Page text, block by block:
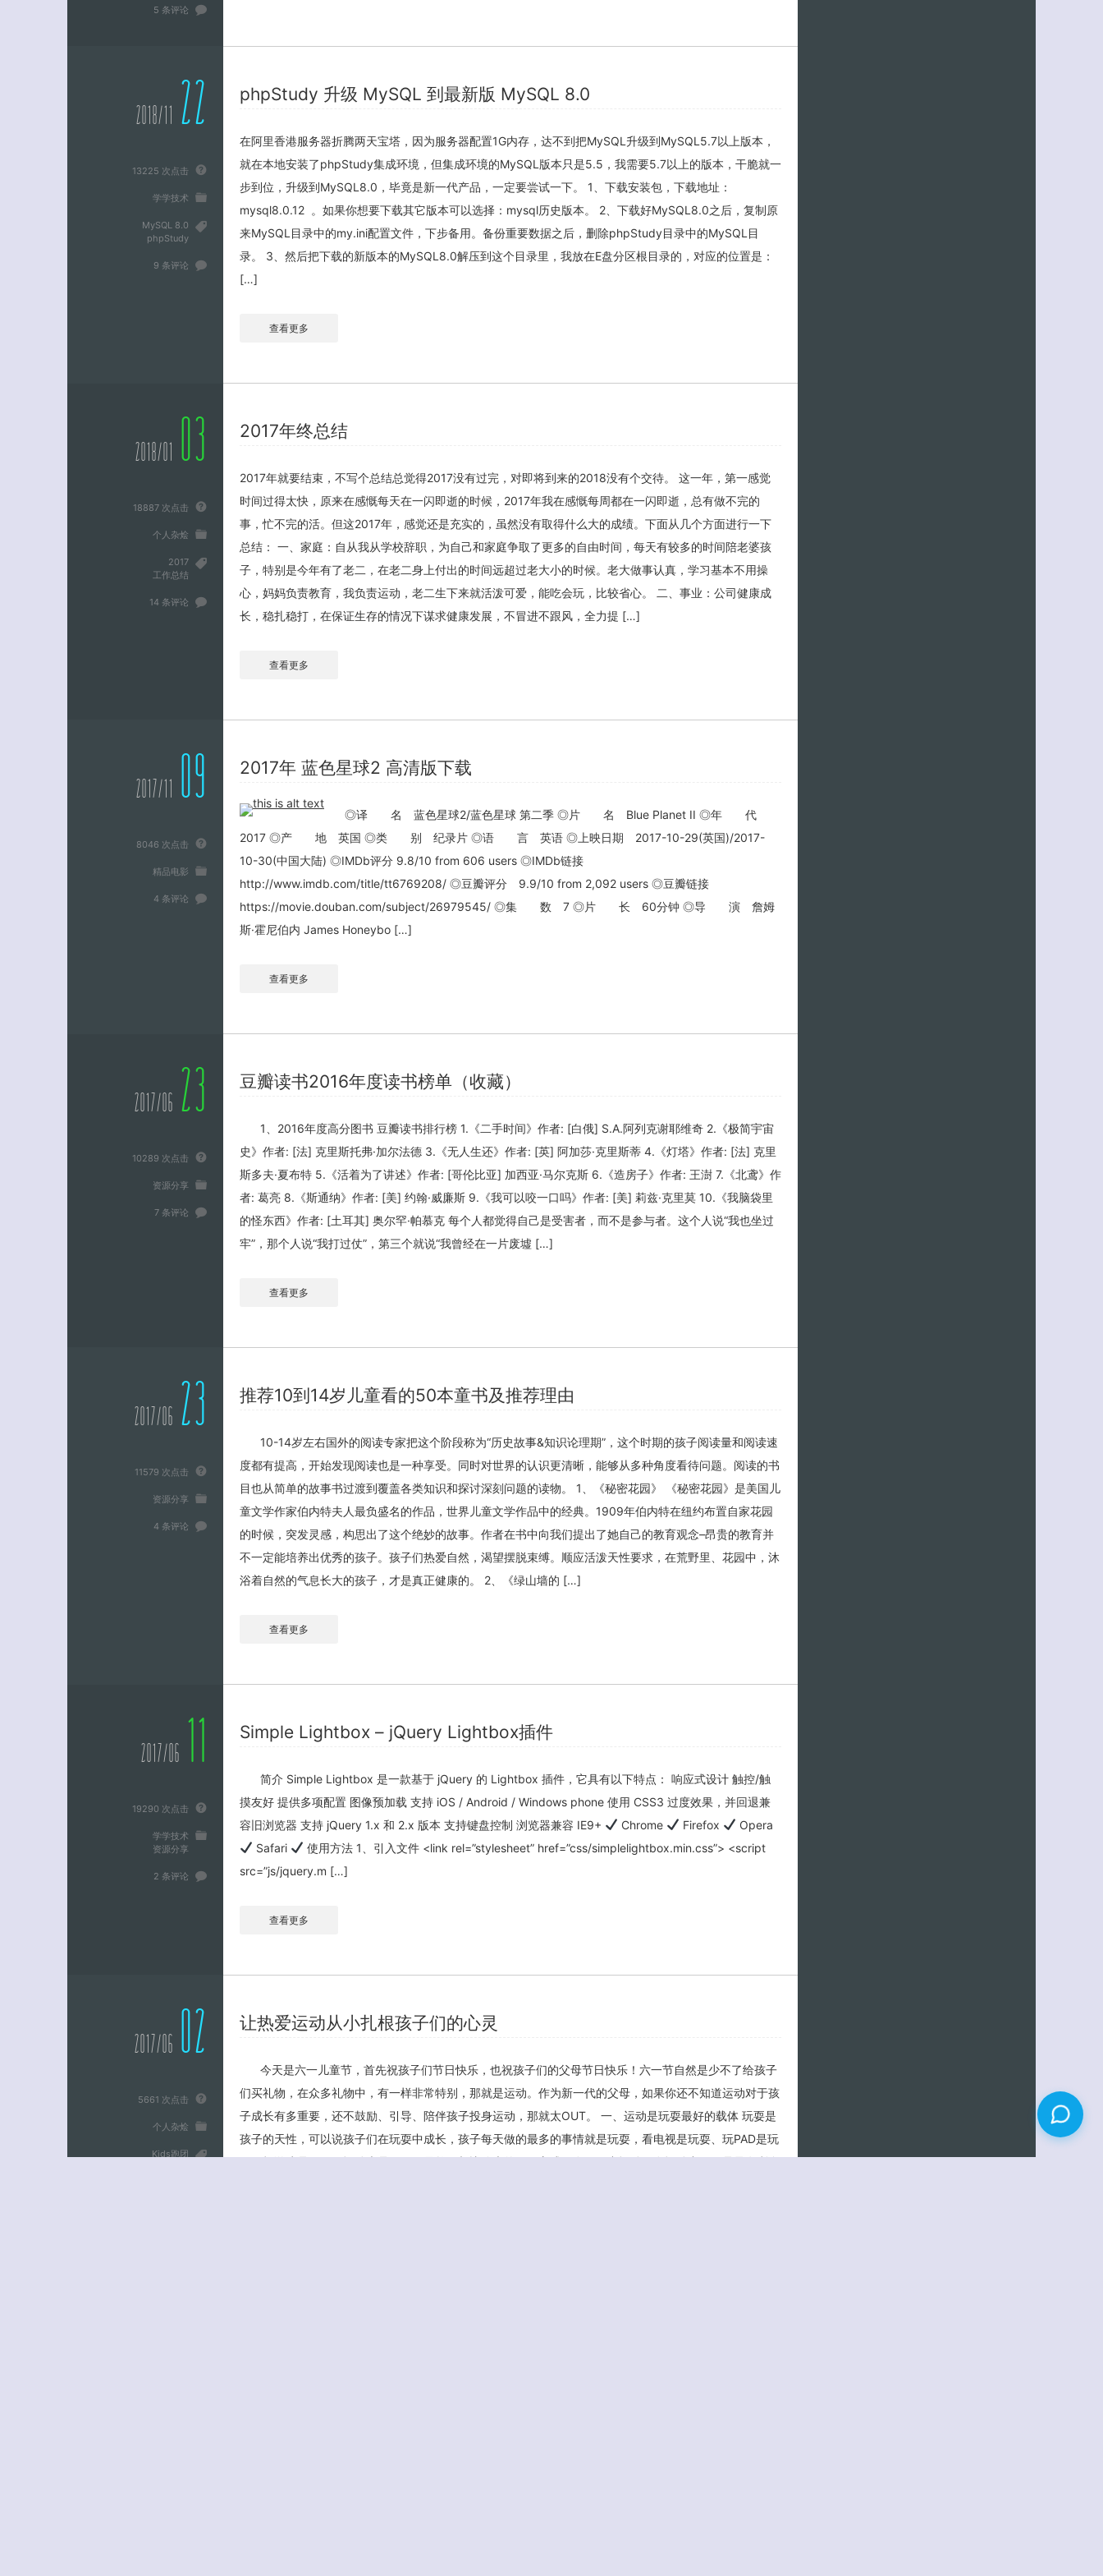
5 条评论
phpStudy 升级 MySQL 到最新版 MySQL 8.0
在阿里香港服务器折腾两天宝塔，因为服务器配置1G内存，达不到把MySQL升级到MySQL5.7以上版本，
就在本地安装了phpStudy集成环境，但集成环境的MySQL版本只是5.5，我需要5.7以上的版本，干脆就一
步到位，升级到MySQL8.0，毕竟是新一代产品，一定要尝试一下。 1、下载安装包，下载地址：
mysql8.0.12 。如果你想要下载其它版本可以选择：mysql历史版本。 2、下载好MySQL8.0之后，复制原
来MySQL目录中的my.ini配置文件，下步备用。备份重要数据之后，删除phpStudy目录中的MySQL目
录。 3、然后把下载的新版本的MySQL8.0解压到这个目录里，我放在E盘分区根目录的，对应的位置是：
[…]
查看更多
2018/11 22
13225 次点击
学学技术
MySQL 8.0
phpStudy
9 条评论
2017年终总结
2017年就要结束，不写个总结总觉得2017没有过完，对即将到来的2018没有个交待。 这一年，第一感觉
时间过得太快，原来在感慨每天在一闪即逝的时候，2017年我在感慨每周都在一闪即逝，总有做不完的
事，忙不完的活。但这2017年，感觉还是充实的，虽然没有取得什么大的成绩。下面从几个方面进行一下
总结： 一、家庭：自从我从学校辞职，为自己和家庭争取了更多的自由时间，每天有较多的时间陪老婆孩
子，特别是今年有了老二，在老二身上付出的时间远超过老大小的时候。老大做事认真，学习基本不用操
心，妈妈负责教育，我负责运动，老二生下来就活泼可爱，能吃会玩，比较省心。 二、事业：公司健康成
长，稳扎稳打，在保证生存的情况下谋求健康发展，不冒进不跟风，全力提 […]
查看更多
2018/01 03
18887 次点击
个人杂烩
2017
工作总结
14 条评论
2017年 蓝色星球2 高清版下载
◎译 名 蓝色星球2/蓝色星球 第二季 ◎片 名 Blue Planet II ◎年 代
2017 ◎产 地 英国 ◎类 别 纪录片 ◎语 言 英语 ◎上映日期 2017-10-29(英国)/2017-
10-30(中国大陆) ◎IMDb评分 9.8/10 from 606 users ◎IMDb链接
http://www.imdb.com/title/tt6769208/ ◎豆瓣评分 9.9/10 from 2,092 users ◎豆瓣链接
https://movie.douban.com/subject/26979545/ ◎集 数 7 ◎片 长 60分钟 ◎导 演 詹姆
斯·霍尼伯内 James Honeybo […]
查看更多
2017/11 09
8046 次点击
精品电影
4 条评论
豆瓣读书2016年度读书榜单（收藏）
1、2016年度高分图书 豆瓣读书排行榜 1.《二手时间》作者: [白俄] S.A.阿列克谢耶维奇 2.《极简宇宙
史》作者: [法] 克里斯托弗·加尔法德 3.《无人生还》作者: [英] 阿加莎·克里斯蒂 4.《灯塔》作者: [法] 克里
斯多夫·夏布特 5.《活着为了讲述》作者: [哥伦比亚] 加西亚·马尔克斯 6.《造房子》作者: 王澍 7.《北鸢》作
者: 葛亮 8.《斯通纳》作者: [美] 约翰·威廉斯 9.《我可以咬一口吗》作者: [美] 莉兹·克里莫 10.《我脑袋里
的怪东西》作者: [土耳其] 奥尔罕·帕慕克 每个人都觉得自己是受害者，而不是参与者。这个人说“我也坐过
牢”，那个人说“我打过仗”，第三个就说“我曾经在一片废墟 […]
查看更多
2017/06 23
10289 次点击
资源分享
7 条评论
推荐10到14岁儿童看的50本童书及推荐理由
10-14岁左右国外的阅读专家把这个阶段称为“历史故事&知识论理期”，这个时期的孩子阅读量和阅读速
度都有提高，开始发现阅读也是一种享受。同时对世界的认识更清晰，能够从多种角度看待问题。阅读的书
目也从简单的故事书过渡到覆盖各类知识和探讨深刻问题的读物。 1、《秘密花园》 《秘密花园》是美国儿
童文学作家伯内特夫人最负盛名的作品，世界儿童文学作品中的经典。1909年伯内特在纽约布置自家花园
的时候，突发灵感，构思出了这个绝妙的故事。作者在书中向我们提出了她自己的教育观念–昂贵的教育并
不一定能培养出优秀的孩子。孩子们热爱自然，渴望摆脱束缚。顺应活泼天性要求，在荒野里、花园中，沐
浴着自然的气息长大的孩子，才是真正健康的。 2、《绿山墙的 […]
查看更多
2017/06 23
11579 次点击
资源分享
4 条评论
Simple Lightbox – jQuery Lightbox插件
简介 Simple Lightbox 是一款基于 jQuery 的 Lightbox 插件，它具有以下特点： 响应式设计 触控/触
摸友好 提供多项配置 图像预加载 支持 iOS / Android / Windows phone 使用 CSS3 过度效果，并回退兼
容旧浏览器 支持 jQuery 1.x 和 2.x 版本 支持键盘控制 浏览器兼容 IE9+
Chrome Firefox
Opera
Safari
使用方法 1、引入文件 <link rel=”stylesheet” href=”css/simplelightbox.min.css”> <script
src=”js/jquery.m […]
查看更多
2017/06 11
19290 次点击
学学技术
资源分享
2 条评论
让热爱运动从小扎根孩子们的心灵
今天是六一儿童节，首先祝孩子们节日快乐，也祝孩子们的父母节日快乐！六一节自然是少不了给孩子
们买礼物，在众多礼物中，有一样非常特别，那就是运动。作为新一代的父母，如果你还不知道运动对于孩
子成长有多重要，还不鼓励、引导、陪伴孩子投身运动，那就太OUT。 一、运动是玩耍最好的载体 玩耍是
孩子的天性，可以说孩子们在玩耍中成长，孩子每天做的最多的事情就是玩耍，看电视是玩耍、玩PAD是玩
耍、打游戏是玩耍，运动也是玩耍，显然，相比静坐的玩耍方式，在玩耍中运动、在运动中玩耍是最有利身
2017/06 02
5661 次点击
个人杂烩
Kids跑团